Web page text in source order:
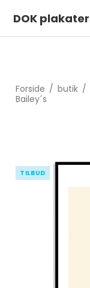
DOK plakater
Forside / butik /
Bailey´s
TILBUD